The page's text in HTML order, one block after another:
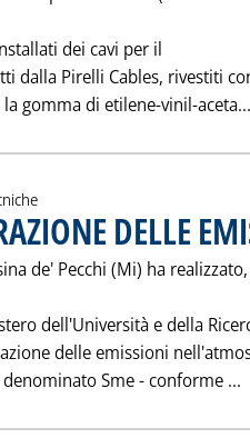
dei cavi per il
dalla Pirelli Cables, rivestiti
gomma di etilene-vinil-aceta...
DELLE
de' Pecchi (Mi) ha realizzato,
dell'Università e della
delle emissioni
Sme - conforme ...